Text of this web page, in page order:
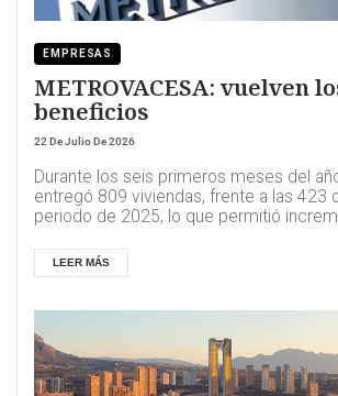
EMPRESAS
METROVACESA: vuelven
beneficios
22 De Julio De 2026
Durante los seis primeros meses del
entregó 809 viviendas, frente a las 423
periodo de 2025, lo que permitió
LEER MÁS